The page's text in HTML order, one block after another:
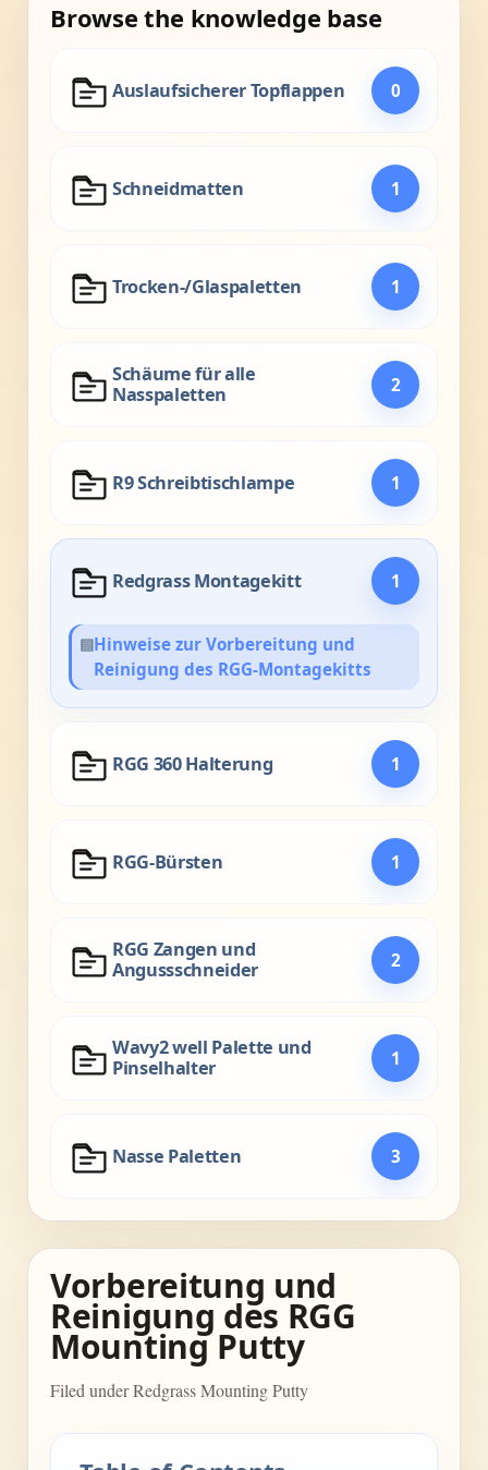
Browse the knowledge base
Auslaufsicherer Topflappen 0
Schneidmatten 1
Trocken-/Glaspaletten 1
Schäume für alle
Nasspaletten
2
R9 Schreibtischlampe 1
Redgrass Montagekitt 1
▤Hinweise zur Vorbereitung und
Reinigung des RGG-Montagekitts
RGG 360 Halterung 1
RGG-Bürsten 1
RGG Zangen und
Angussschneider
2
Wavy2 well Palette und
Pinselhalter
1
Nasse Paletten 3
Vorbereitung und
Reinigung des RGG
Mounting Putty
Filed under Redgrass Mounting Putty